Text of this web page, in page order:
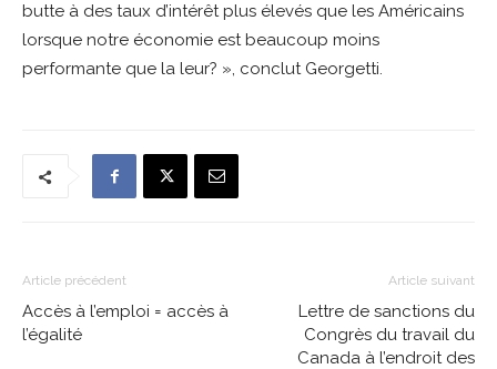
butte à des taux d’intérêt plus élevés que les Américains
lorsque notre économie est beaucoup moins
performante que la leur? », conclut Georgetti.
Article précédent
Accès à l’emploi = accès à
l’égalité
Article suivant
Lettre de sanctions du
Congrès du travail du
Canada à l’endroit des